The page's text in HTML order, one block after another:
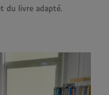
du livre adapté.